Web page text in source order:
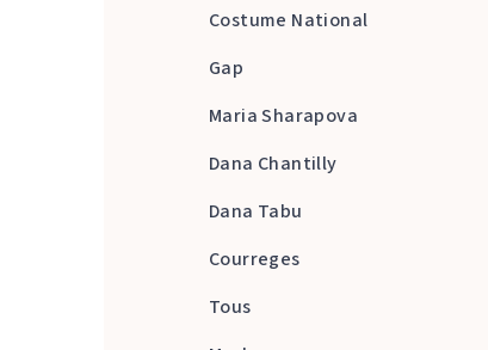
Costume National
Gap
Maria Sharapova
Dana Chantilly
Dana Tabu
Courreges
Tous